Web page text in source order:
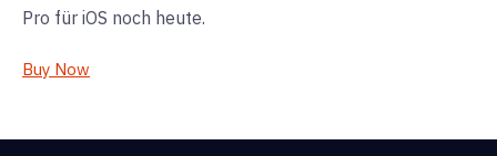
Pro für iOS noch heute.
Buy Now